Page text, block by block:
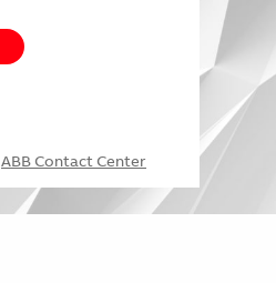
ABB Contact Center